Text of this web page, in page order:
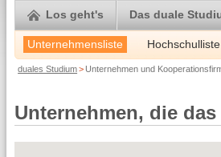
Los geht's Das duale
Unternehmensliste Hochschulliste
duales Studium> Unternehmen und
Unternehmen, die